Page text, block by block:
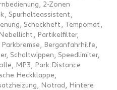
2-Zonen
Spurhalteassistent,
Scheckheft, Tempomat,
Partikelfilter,
Berganfahrhilfe,
Schaltwippen, Speedlimiter,
MP3, Park Distance
Heckklappe,
Notrad, Hintere